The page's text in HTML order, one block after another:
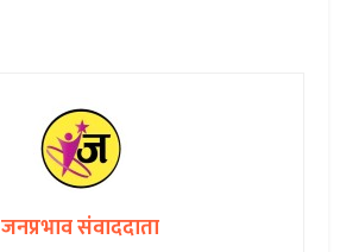
जनप्रभाव संवाददाता